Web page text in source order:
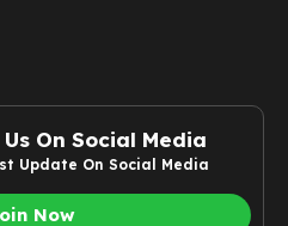
On Social Media
Update On Social Media
Now